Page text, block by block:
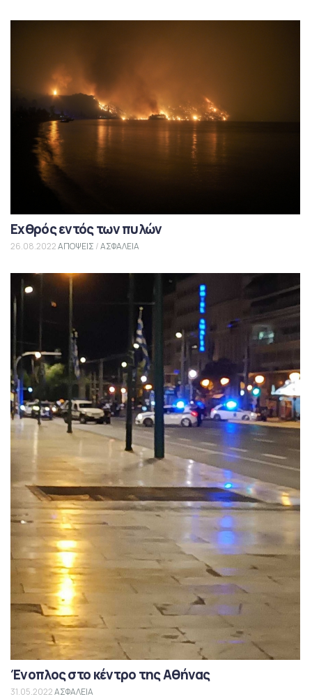
Εχθρός εντός των πυλών
26.08.2022ΑΠΟΨΕΙΣ /ΑΣΦΑΛΕΙΑ
Ένοπλος στο κέντρο της Αθήνας
31.05.2022ΑΣΦΑΛΕΙΑ